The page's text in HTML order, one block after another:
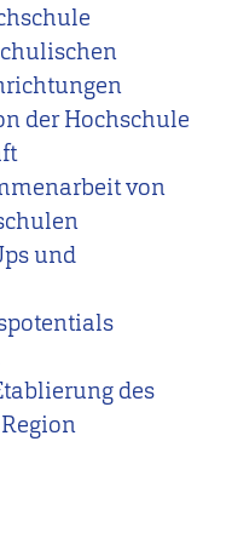
der Hochschule
von
und
des